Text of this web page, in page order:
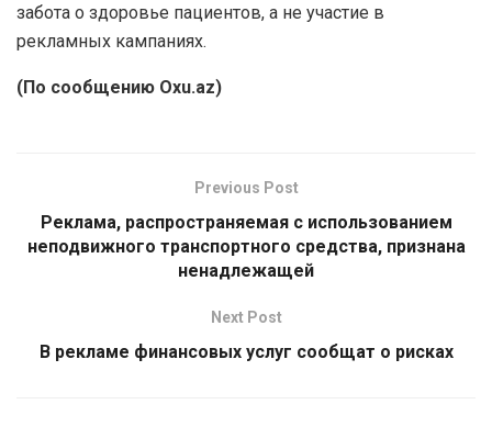
забота о здоровье пациентов, а не участие в
рекламных кампаниях.
(По сообщению Oxu.az)
Previous Post
Реклама, распространяемая с использованием
неподвижного транспортного средства, признана
ненадлежащей
Next Post
В рекламе финансовых услуг сообщат о рисках